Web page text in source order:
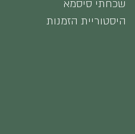
שכחתי סיסמא
היסטוריית הזמנות